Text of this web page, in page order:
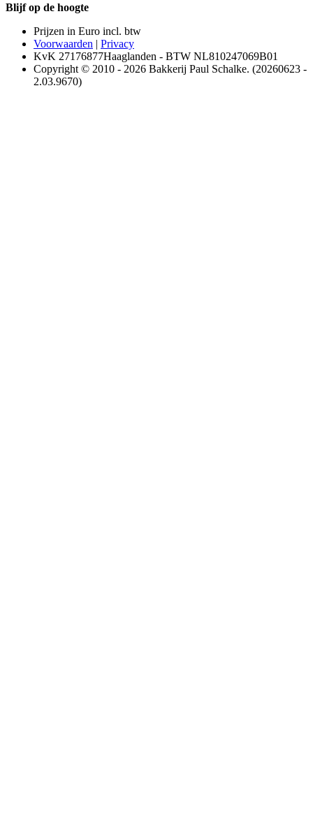
Blijf op de hoogte
Prijzen in Euro incl. btw
Voorwaarden | Privacy
KvK 27176877Haaglanden - BTW NL810247069B01
Copyright © 2010 - 2026 Bakkerij Paul Schalke. (20260623 -
2.03.9670)